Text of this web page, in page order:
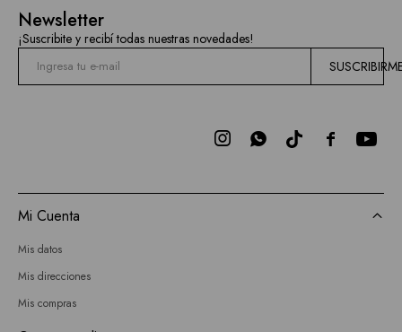
Newsletter
¡Suscribite y recibí todas nuestras novedades!

 
Mi Cuenta
Mis datos
Mis direcciones
Mis compras